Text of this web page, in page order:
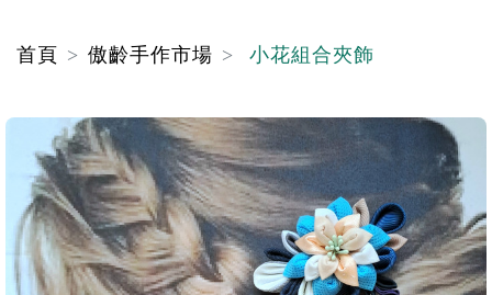
首頁 傲齡手作市場 小花組合夾飾